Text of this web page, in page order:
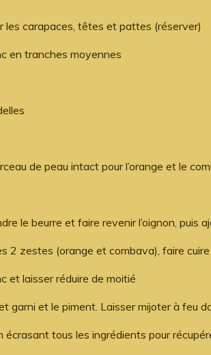
les carapaces, têtes et pattes (réserver)
en tranches moyennes
de peau intact pour l’orange et le
le beurre et faire revenir l’oignon,
2 zestes (orange et combava), faire
et laisser réduire de moitié
garni et le piment. Laisser mijoter à feu
tous les ingrédients pour